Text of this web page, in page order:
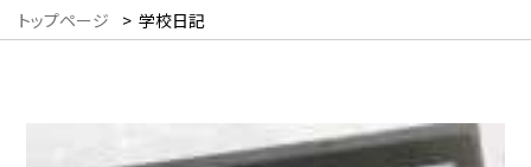
トップページ > 学校日記